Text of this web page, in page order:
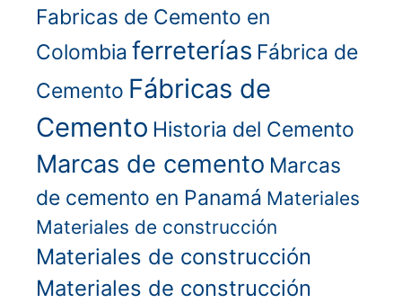
Fabricas de Cemento en
Colombia ferreterías Fábrica de
Cemento Fábricas de
Cemento Historia del Cemento
Marcas de cemento Marcas
de cemento en Panamá Materiales
Materiales de construcción
Materiales de construcción
Materiales de construcción